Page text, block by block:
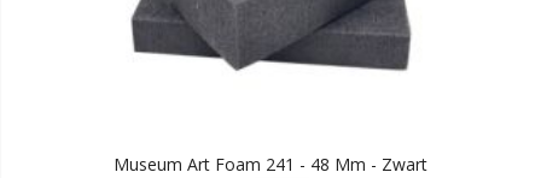
Museum Art Foam 241 - 48 Mm - Zwart